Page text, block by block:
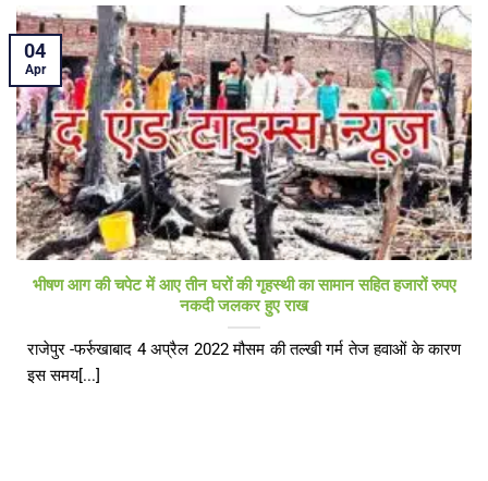
भीषण आग की चपेट में आए तीन घरों की गृहस्थी का सामान सहित हजारों रुपए
नकदी जलकर हुए राख
राजेपुर -फर्रुखाबाद 4 अप्रैल 2022 मौसम की तल्खी गर्म तेज हवाओं के कारण
इस समय[...]
04
Apr